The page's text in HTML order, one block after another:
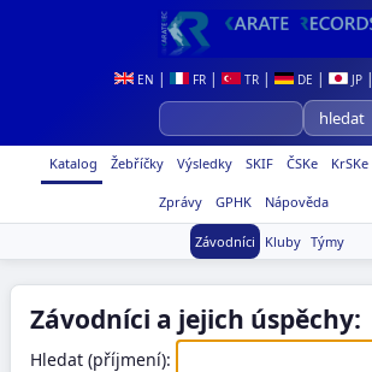
EN | FR | TR | DE | JP |
Katalog Žebříčky Výsledky SKIF ČSKe KrSKe
Zprávy GPHK Nápověda
Závodníci Kluby Týmy
Závodníci a jejich úspěchy:
Hledat (příjmení):